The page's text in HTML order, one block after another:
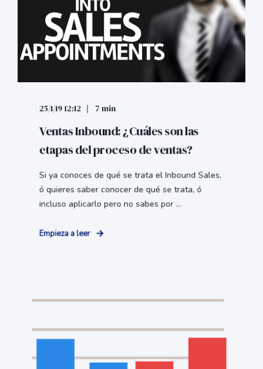
25/1/19 12:12 7 min
Ventas Inbound: ¿Cuáles son las
etapas del proceso de ventas?
Si ya conoces de qué se trata el Inbound Sales,
ó quieres saber conocer de qué se trata, ó
incluso aplicarlo pero no sabes por ...
Empieza a leer